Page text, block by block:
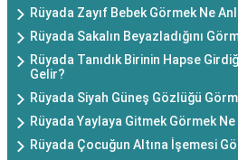
Rüyada Zayıf Bebek Görmek Ne
Rüyada Sakalın Beyazladığını
Rüyada Tanıdık Birinin Hapse
Gelir?
Rüyada Siyah Güneş Gözlüğü
Rüyada Yaylaya Gitmek Görmek
Rüyada Çocuğun Altına İşemesi